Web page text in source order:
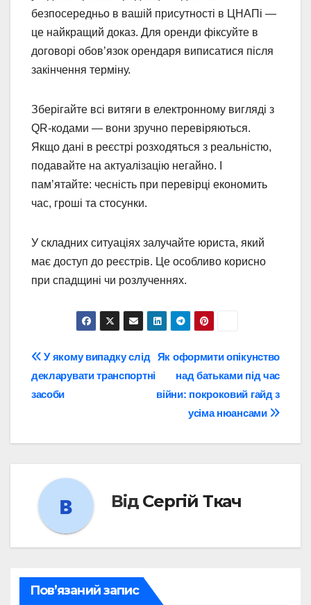
безпосередньо в вашій присутності в ЦНАПі —
це найкращий доказ. Для оренди фіксуйте в
договорі обов’язок орендаря виписатися після
закінчення терміну.
Зберігайте всі витяги в електронному вигляді з
QR-кодами — вони зручно перевіряються.
Якщо дані в реєстрі розходяться з реальністю,
подавайте на актуалізацію негайно. І
пам’ятайте: чесність при перевірці економить
час, гроші та стосунки.
У складних ситуаціях залучайте юриста, який
має доступ до реєстрів. Це особливо корисно
при спадщині чи розлученнях.
Навігація
записів
Як оформити опікунство
над батьками під час
війни: покроковий гайд з
усіма нюансами
У якому випадку слід
декларувати транспортні
засоби
Від Сергій Ткач
Пов’язаний запис